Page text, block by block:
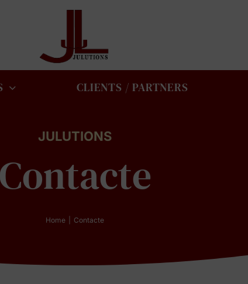
CLIENTS / PARTNERS
JULUTIONS
Contacte
Home Contacte